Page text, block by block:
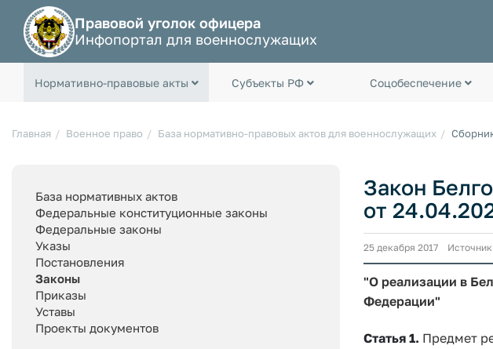
Правовой уголок офицера
Инфопортал для военнослужащих
Нормативно-правовые акты Субъекты РФ Соцобеспечение
Главная Военное право База нормативно-правовых актов для военнослужащих
База нормативных актов
Федеральные конституционные законы
Федеральные законы
Указы
Постановления
Законы
Приказы
Уставы
Проекты документов
Закон
от
25 декабря 2017
"О реализации в
Федерации"
Статья 1. Предмет